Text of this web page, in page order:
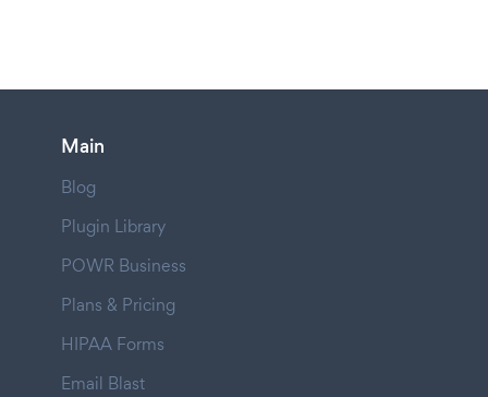
Main
Blog
Plugin Library
POWR Business
Plans & Pricing
HIPAA Forms
Email Blast